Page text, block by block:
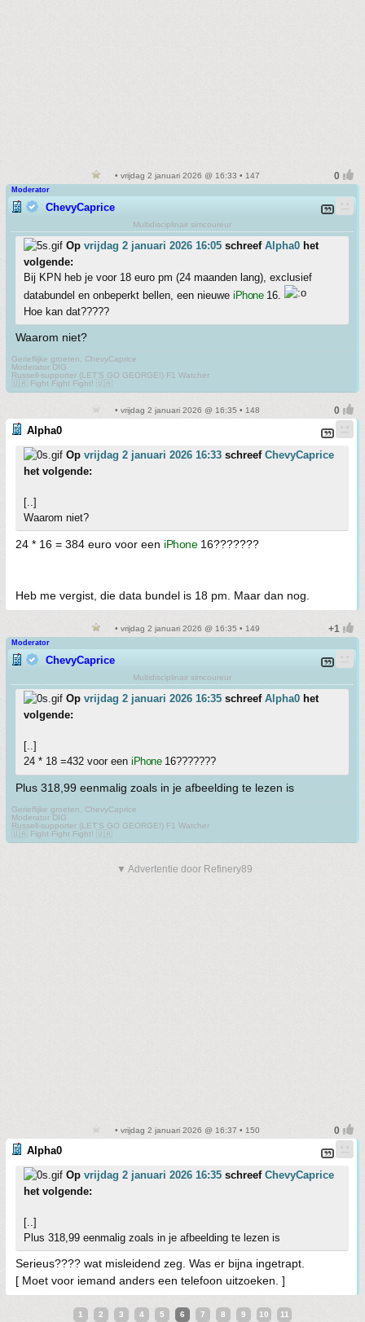
• vrijdag 2 januari 2026 @ 16:33 • 147
Moderator
ChevyCaprice
Multidisciplinair simcoureur
Op vrijdag 2 januari 2026 16:05 schreef Alpha0 het
volgende:
Bij KPN heb je voor 18 euro pm (24 maanden lang), exclusief
databundel en onbeperkt bellen, een nieuwe iPhone16.
Hoe kan dat?????
Waarom niet?
Gerieflijke groeten, ChevyCaprice
Moderator DIG
Russell-supporter (LET'S GO GEORGE!) F1 Watcher
🇺🇦 Fight Fight Fight! 🇺🇦
• vrijdag 2 januari 2026 @ 16:35 • 148
Alpha0
Op vrijdag 2 januari 2026 16:33 schreef ChevyCaprice
het volgende:
[..]
Waarom niet?
24 * 16 = 384 euro voor een iPhone16???????
Heb me vergist, die data bundel is 18 pm. Maar dan nog.
• vrijdag 2 januari 2026 @ 16:35 • 149
Moderator
ChevyCaprice
Multidisciplinair simcoureur
Op vrijdag 2 januari 2026 16:35 schreef Alpha0 het
volgende:
[..]
24 * 18 =432 voor een iPhone16???????
Plus 318,99 eenmalig zoals in je afbeelding te lezen is
Gerieflijke groeten, ChevyCaprice
Moderator DIG
Russell-supporter (LET'S GO GEORGE!) F1 Watcher
🇺🇦 Fight Fight Fight! 🇺🇦
▼ Advertentie door Refinery89
• vrijdag 2 januari 2026 @ 16:37 • 150
Alpha0
Op vrijdag 2 januari 2026 16:35 schreef ChevyCaprice
het volgende:
[..]
Plus 318,99 eenmalig zoals in je afbeelding te lezen is
Serieus???? wat misleidend zeg. Was er bijna ingetrapt.
[ Moet voor iemand anders een telefoon uitzoeken. ]
1 2 3 4 5 6 7 8 9 10 11